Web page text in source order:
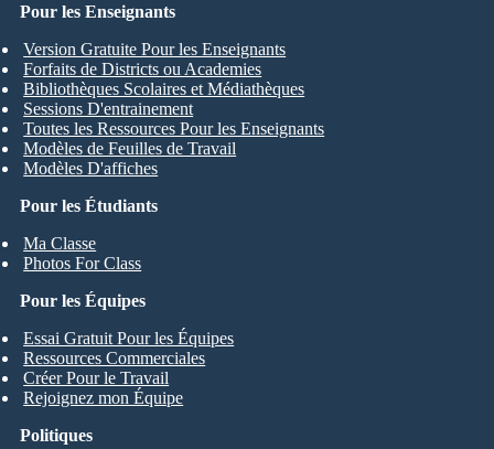
Pour les Étudiants
Ma Classe
Photos For Class
Pour les Enseignants
Version Gratuite Pour les Enseignants
Forfaits de Districts ou Academies
Bibliothèques Scolaires et Médiathèques
Sessions D'entrainement
Toutes les Ressources Pour les Enseignants
Modèles de Feuilles de Travail
Modèles D'affiches
Pour les Équipes
Essai Gratuit Pour les Équipes
Ressources Commerciales
Créer Pour le Travail
Rejoignez mon Équipe
Politiques